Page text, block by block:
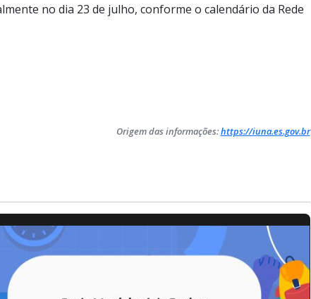
no dia 23 de julho, conforme o calendário da Rede
Origem das informações:https://iuna.es.gov.br